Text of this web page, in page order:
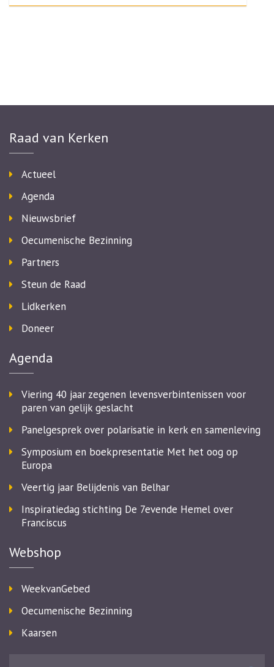
Raad van Kerken
Actueel
Agenda
Nieuwsbrief
Oecumenische Bezinning
Partners
Steun de Raad
Lidkerken
Doneer
Agenda
Viering 40 jaar zegenen levensverbintenissen voor
paren van gelijk geslacht
Panelgesprek over polarisatie in kerk en samenleving
Symposium en boekpresentatie Met het oog op
Europa
Veertig jaar Belijdenis van Belhar
Inspiratiedag stichting De 7evende Hemel over
Franciscus
Webshop
WeekvanGebed
Oecumenische Bezinning
Kaarsen